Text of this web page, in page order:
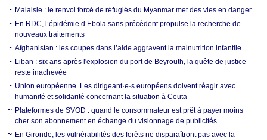
Malaisie : le renvoi forcé de réfugiés du Myanmar met des vies en danger
En RDC, l’épidémie d’Ebola sans précédent propulse la recherche de
nouveaux traitements
Afghanistan : les coupes dans l’aide aggravent la malnutrition infantile
Liban : six ans après l'explosion du port de Beyrouth, la quête de justice
reste inachevée
Union européenne. Les dirigeant·e·s européens doivent réagir avec
humanité et solidarité concernant la situation à Ceuta
Plateformes de SVOD : quand le consommateur est prêt à payer moins
cher son abonnement en échange du visionnage de publicités
En Gironde, les vulnérabilités des forêts ne disparaîtront pas avec la